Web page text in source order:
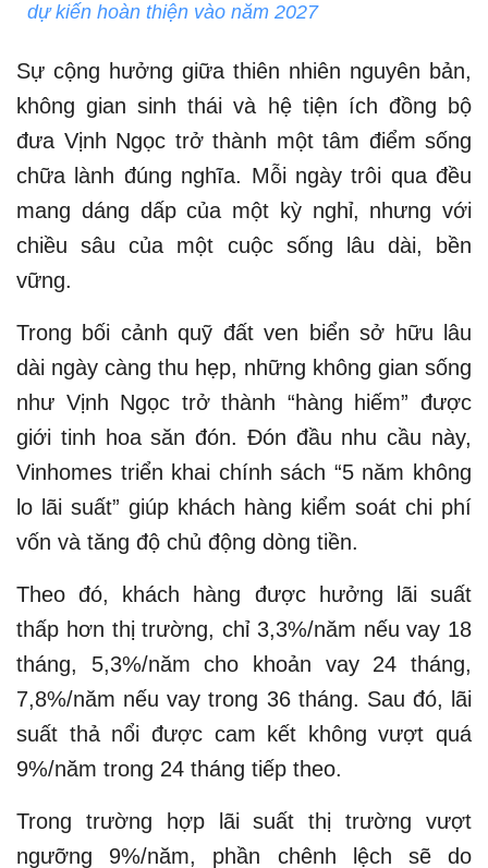
dự kiến hoàn thiện vào năm 2027
Sự cộng hưởng giữa thiên nhiên nguyên bản,
không gian sinh thái và hệ tiện ích đồng bộ
đưa Vịnh Ngọc trở thành một tâm điểm sống
chữa lành đúng nghĩa. Mỗi ngày trôi qua đều
mang dáng dấp của một kỳ nghỉ, nhưng với
chiều sâu của một cuộc sống lâu dài, bền
vững.
Trong bối cảnh quỹ đất ven biển sở hữu lâu
dài ngày càng thu hẹp, những không gian sống
như Vịnh Ngọc trở thành “hàng hiếm” được
giới tinh hoa săn đón. Đón đầu nhu cầu này,
Vinhomes triển khai chính sách “5 năm không
lo lãi suất” giúp khách hàng kiểm soát chi phí
vốn và tăng độ chủ động dòng tiền.
Theo đó, khách hàng được hưởng lãi suất
thấp hơn thị trường, chỉ 3,3%/năm nếu vay 18
tháng, 5,3%/năm cho khoản vay 24 tháng,
7,8%/năm nếu vay trong 36 tháng. Sau đó, lãi
suất thả nổi được cam kết không vượt quá
9%/năm trong 24 tháng tiếp theo.
Trong trường hợp lãi suất thị trường vượt
ngưỡng 9%/năm, phần chênh lệch sẽ do